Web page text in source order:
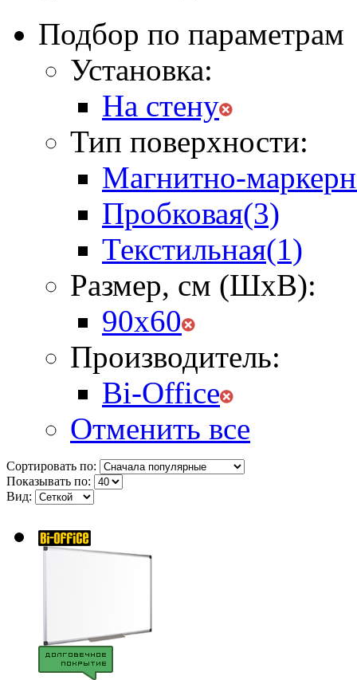
Подбор по параметрам
Установка:
На стену
Тип поверхности:
Магнитно-
Пробковая(3)
Текстильная(1)
Размер, см (ШхВ):
90х60
Производитель:
Bi-Office
Отменить все
Сортировать по:
Показывать по:
Вид: